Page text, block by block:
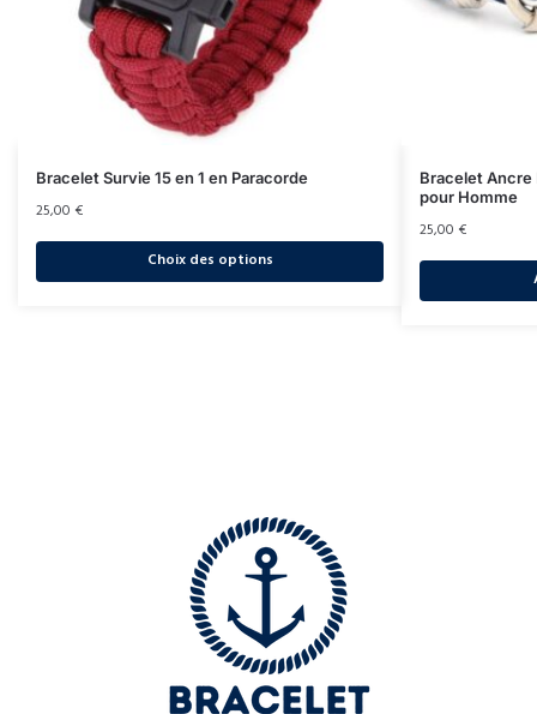
Bracelet Survie 15 en 1 en Paracorde
25,00 €
Choix des options
Bracelet Ancre
pour Homme
25,00 €